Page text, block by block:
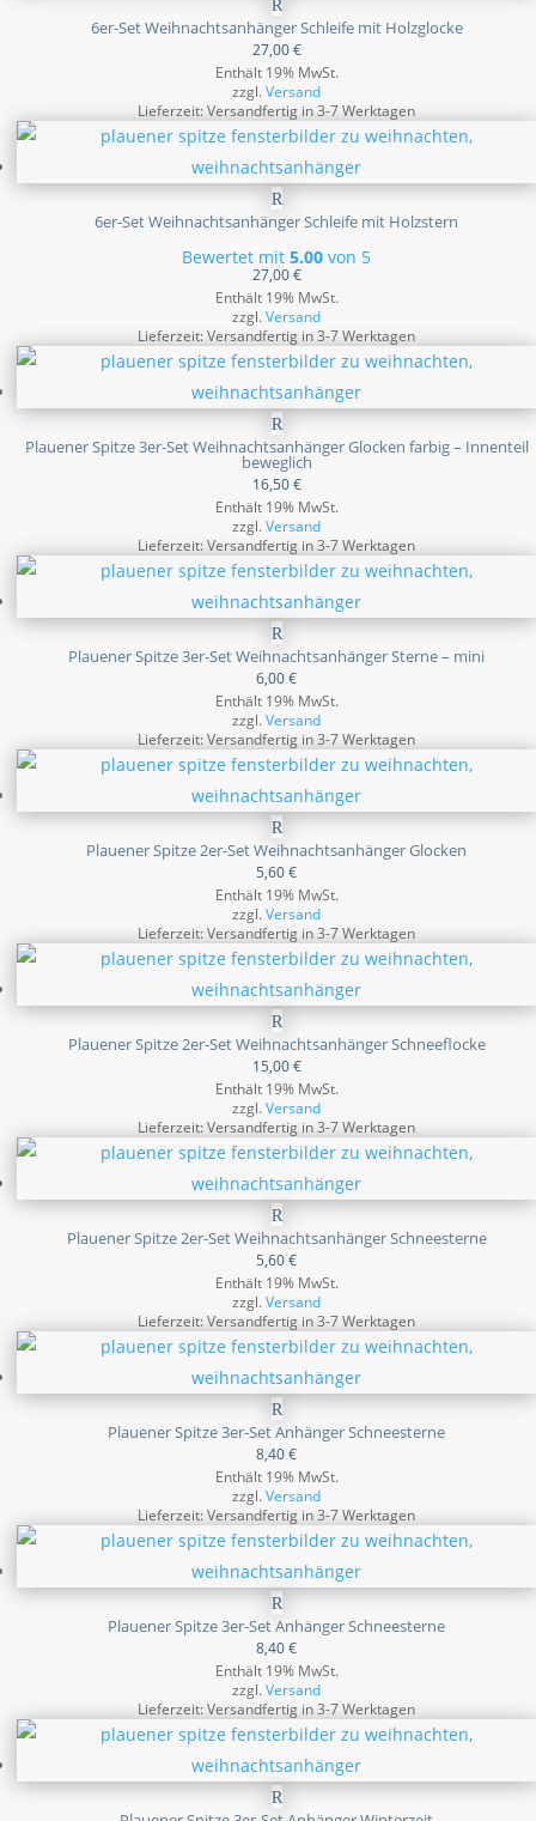
6er-Set Weihnachtsanhänger Schleife mit Holzglocke
27,00€
Enthält 19% MwSt.
zzgl.Versand
Lieferzeit: Versandfertig in 3-7 Werktagen
6er-Set Weihnachtsanhänger Schleife mit Holzstern
Bewertet mit 5.00 von 5
27,00€
Enthält 19% MwSt.
zzgl.Versand
Lieferzeit: Versandfertig in 3-7 Werktagen
Plauener Spitze 3er-Set Weihnachtsanhänger Glocken farbig – Innenteil
beweglich
16,50€
Enthält 19% MwSt.
zzgl.Versand
Lieferzeit: Versandfertig in 3-7 Werktagen
Plauener Spitze 3er-Set Weihnachtsanhänger Sterne – mini
6,00€
Enthält 19% MwSt.
zzgl.Versand
Lieferzeit: Versandfertig in 3-7 Werktagen
Plauener Spitze 2er-Set Weihnachtsanhänger Glocken
5,60€
Enthält 19% MwSt.
zzgl.Versand
Lieferzeit: Versandfertig in 3-7 Werktagen
Plauener Spitze 2er-Set Weihnachtsanhänger Schneeflocke
15,00€
Enthält 19% MwSt.
zzgl.Versand
Lieferzeit: Versandfertig in 3-7 Werktagen
Plauener Spitze 2er-Set Weihnachtsanhänger Schneesterne
5,60€
Enthält 19% MwSt.
zzgl.Versand
Lieferzeit: Versandfertig in 3-7 Werktagen
Plauener Spitze 3er-Set Anhänger Schneesterne
8,40€
Enthält 19% MwSt.
zzgl.Versand
Lieferzeit: Versandfertig in 3-7 Werktagen
Plauener Spitze 3er-Set Anhänger Schneesterne
8,40€
Enthält 19% MwSt.
zzgl.Versand
Lieferzeit: Versandfertig in 3-7 Werktagen